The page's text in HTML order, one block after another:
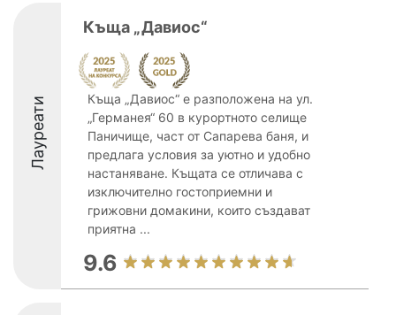
Лауреати
Къща „Давиос“
Къща „Давиос“ е разположена на ул.
„Германея“ 60 в курортното селище
Паничище, част от Сапарева баня, и
предлага условия за уютно и удобно
настаняване. Къщата се отличава с
изключително гостоприемни и
грижовни домакини, които създават
приятна ...
9.6